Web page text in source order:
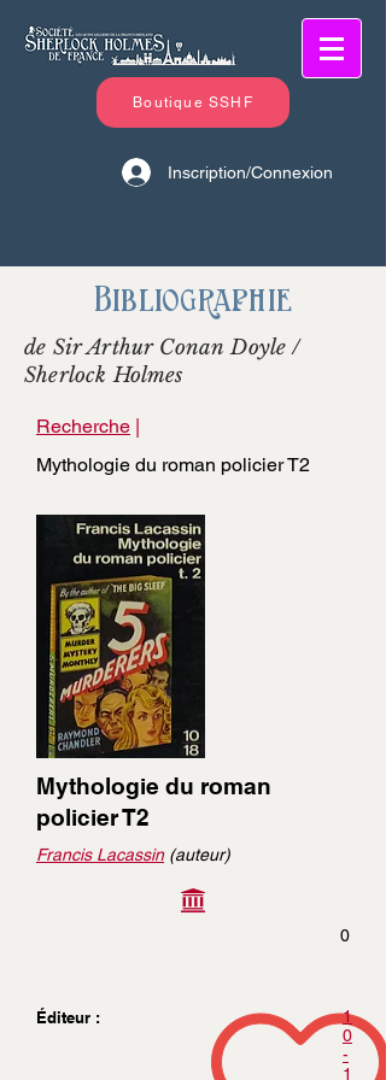
Boutique SSHF
Inscription/Connexion
Bibliographie
de Sir Arthur Conan Doyle /
Sherlock Holmes
Recherche |
Mythologie du roman policier T2
Mythologie du roman
policier T2
Francis Lacassin(auteur)
0
Éditeur :
1
0
-
1